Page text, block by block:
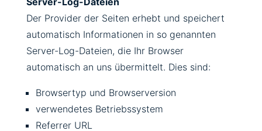
Der Provider der Seiten erhebt und speichert
automatisch Informationen in so genannten
Server-Log-Dateien, die Ihr Browser
automatisch an uns übermittelt. Dies sind:
Browsertyp und Browserversion
verwendetes Betriebssystem
Referrer URL